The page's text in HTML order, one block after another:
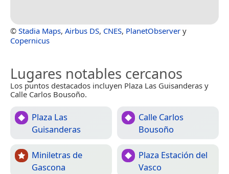
© Stadia Maps, Airbus DS, CNES, PlanetObserver y
Copernicus
Lugares notables cercanos
Los puntos destacados incluyen Plaza Las Guisanderas y
Calle Carlos Bousoño.
Plaza Las
Guisanderas
Calle Carlos
Bousoño
Miniletras de
Gascona
Plaza Estación del
Vasco